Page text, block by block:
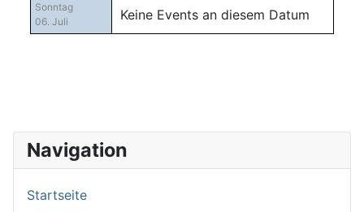
Sonntag
06. Juli
Keine Events an diesem Datum
Navigation
Startseite